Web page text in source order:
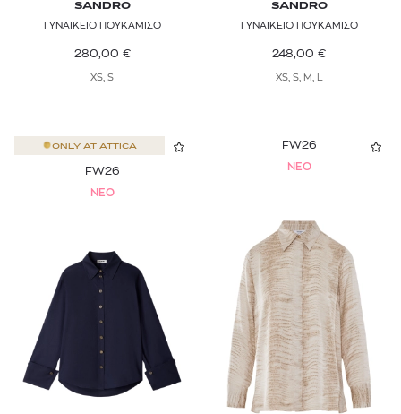
SANDRO
ΓΥΝΑΙΚΕΙΟ ΠΟΥΚΑΜΙΣΟ
280,00 €
XS, S
SANDRO
ΓΥΝΑΙΚΕΙΟ ΠΟΥΚΑΜΙΣΟ
248,00 €
XS, S, M, L
ONLY AT ATTICA
FW26
NEO
FW26
NEO